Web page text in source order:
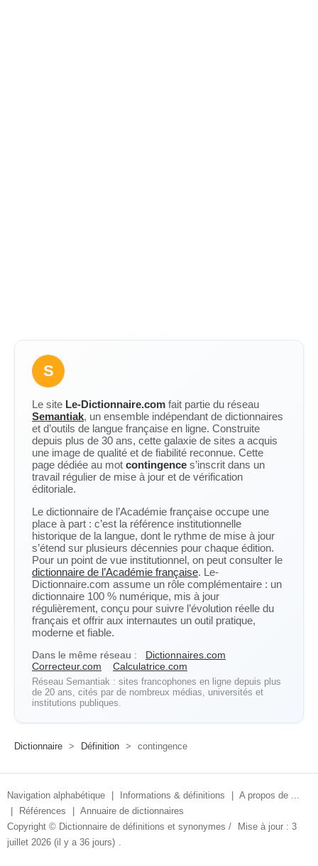
S
Le site Le-Dictionnaire.com fait partie du réseau
Semantiak, un ensemble indépendant de dictionnaires
et d’outils de langue française en ligne. Construite
depuis plus de 30 ans, cette galaxie de sites a acquis
une image de qualité et de fiabilité reconnue. Cette
page dédiée au mot contingence s’inscrit dans un
travail régulier de mise à jour et de vérification
éditoriale.
Le dictionnaire de l’Académie française occupe une
place à part : c’est la référence institutionnelle
historique de la langue, dont le rythme de mise à jour
s’étend sur plusieurs décennies pour chaque édition.
Pour un point de vue institutionnel, on peut consulter le
dictionnaire de l’Académie française. Le-
Dictionnaire.com assume un rôle complémentaire : un
dictionnaire 100 % numérique, mis à jour
régulièrement, conçu pour suivre l’évolution réelle du
français et offrir aux internautes un outil pratique,
moderne et fiable.
Dans le même réseau :
Dictionnaires.com
Correcteur.com
Calculatrice.com
Réseau Semantiak : sites francophones en ligne depuis plus
de 20 ans, cités par de nombreux médias, universités et
institutions publiques.
Dictionnaire > Définition > contingence
Navigation alphabétique Informations & définitions
A propos de ...
Références
Annuaire de dictionnaires
Copyright © Dictionnaire de définitions et synonymes /
Mise à jour : 3
juillet 2026 (il y a 36 jours) .